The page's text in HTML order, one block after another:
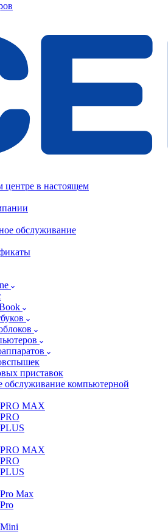
центре в настоящем
обслуживание
приставок
обслуживание компьютерной
MAX
MAX
Max